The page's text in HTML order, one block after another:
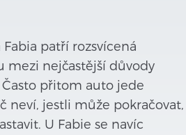
patří rozsvícená
mezi nejčastější důvody
Často přitom auto jede
neví, jestli může pokračovat,
U Fabie se navíc